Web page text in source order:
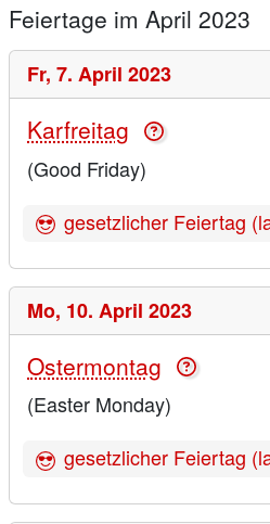
Feiertage im April 2023
Fr, 7. April 2023
Karfreitag
(Good Friday)
gesetzlicher Feiertag
Mo, 10. April 2023
Ostermontag
(Easter Monday)
gesetzlicher Feiertag